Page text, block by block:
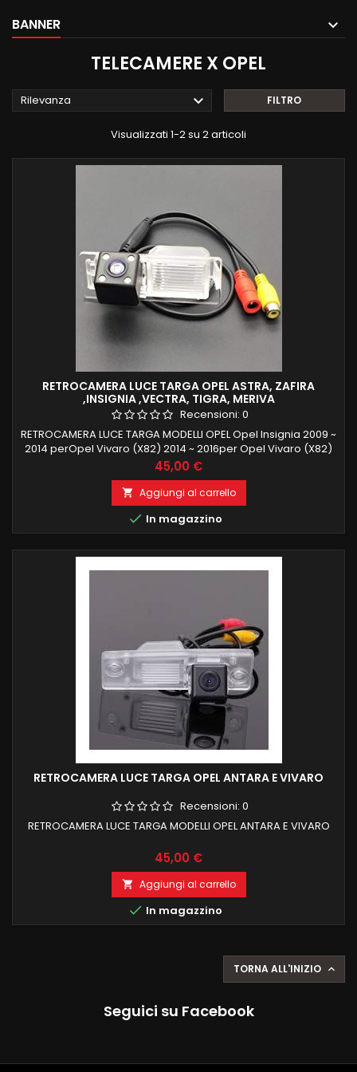
BANNER
TELECAMERE X OPEL
Rilevanza  FILTRO
Visualizzati 1-2 su 2 articoli
RETROCAMERA LUCE TARGA OPEL ASTRA, ZAFIRA
,INSIGNIA ,VECTRA, TIGRA, MERIVA
Recensioni: 0
RETROCAMERA LUCE TARGA MODELLI OPEL Opel Insignia 2009 ~
2014 perOpel Vivaro (X82) 2014 ~ 2016per Opel Vivaro (X82)
2014 ~ 2016 Vauxhall Astra H 2004 ~ 2009 Per Opel Corsa C
2000 ~ 2006Per Opel Corsa D 2006 ~ 2014Per Vauxhall Vectra-
C 2008 ~ 2014Per Opel Meriva 2010 ~ 2014Per Opel Tigra
TwinTop B 2004 ~ 2009Per Opel Zafira B 2005 ~ 2011
Prezzo
45,00 €
 Aggiungi al carrello
 In magazzino
RETROCAMERA LUCE TARGA OPEL ANTARA E VIVARO
Recensioni: 0
RETROCAMERA LUCE TARGA MODELLI OPEL ANTARA E VIVARO
Prezzo
45,00 €
 Aggiungi al carrello
 In magazzino
TORNA ALL'INIZIO 
Seguici su Facebook